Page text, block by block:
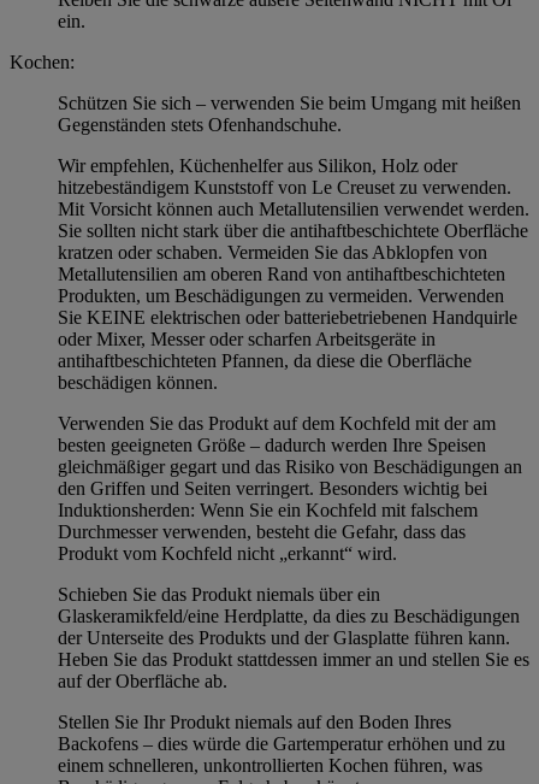
ein.
Kochen:
Schützen Sie sich – verwenden Sie beim Umgang mit heißen
Gegenständen stets Ofenhandschuhe.
Wir empfehlen, Küchenhelfer aus Silikon, Holz oder
hitzebeständigem Kunststoff von Le Creuset zu verwenden.
Mit Vorsicht können auch Metallutensilien verwendet werden.
Sie sollten nicht stark über die antihaftbeschichtete Oberfläche
kratzen oder schaben. Vermeiden Sie das Abklopfen von
Metallutensilien am oberen Rand von antihaftbeschichteten
Produkten, um Beschädigungen zu vermeiden. Verwenden
Sie KEINE elektrischen oder batteriebetriebenen Handquirle
oder Mixer, Messer oder scharfen Arbeitsgeräte in
antihaftbeschichteten Pfannen, da diese die Oberfläche
beschädigen können.
Verwenden Sie das Produkt auf dem Kochfeld mit der am
besten geeigneten Größe – dadurch werden Ihre Speisen
gleichmäßiger gegart und das Risiko von Beschädigungen an
den Griffen und Seiten verringert. Besonders wichtig bei
Induktionsherden: Wenn Sie ein Kochfeld mit falschem
Durchmesser verwenden, besteht die Gefahr, dass das
Produkt vom Kochfeld nicht „erkannt“ wird.
Schieben Sie das Produkt niemals über ein
Glaskeramikfeld/eine Herdplatte, da dies zu Beschädigungen
der Unterseite des Produkts und der Glasplatte führen kann.
Heben Sie das Produkt stattdessen immer an und stellen Sie es
auf der Oberfläche ab.
Stellen Sie Ihr Produkt niemals auf den Boden Ihres
Backofens – dies würde die Gartemperatur erhöhen und zu
einem schnelleren, unkontrollierten Kochen führen, was